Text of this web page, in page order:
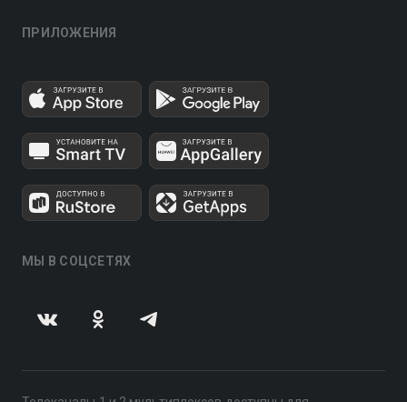
ПРИЛОЖЕНИЯ
МЫ В СОЦСЕТЯХ